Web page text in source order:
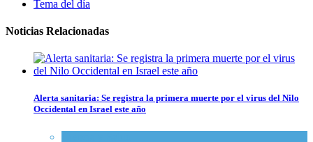
Tema del día
Noticias Relacionadas
Alerta sanitaria: Se registra la primera muerte por el virus del Nilo
Occidental en Israel este año